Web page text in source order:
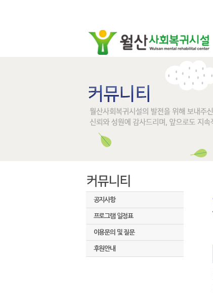
공지사항
프로그램 일정표
이용문의 및 질문
후원안내